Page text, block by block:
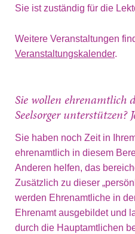
Sie ist zuständig für die
Weitere Veranstaltungen
Veranstaltungskalender.
Sie wollen ehrenamtlich
Seelsorger unterstützen?
Sie haben noch Zeit in
ehrenamtlich in diesem
Anderen helfen, das
Zusätzlich zu dieser
werden Ehrenamtliche in
Ehrenamt ausgebildet und
durch die Hauptamtlichen